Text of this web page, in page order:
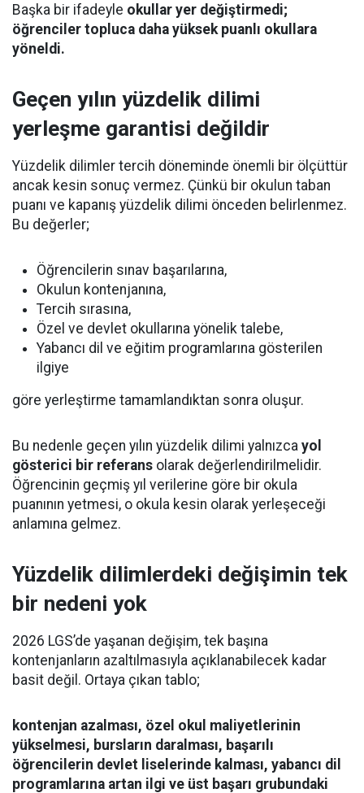
Başka bir ifadeyle okullar yer değiştirmedi;
öğrenciler topluca daha yüksek puanlı okullara
yöneldi.
Geçen yılın yüzdelik dilimi
yerleşme garantisi değildir
Yüzdelik dilimler tercih döneminde önemli bir ölçüttür
ancak kesin sonuç vermez. Çünkü bir okulun taban
puanı ve kapanış yüzdelik dilimi önceden belirlenmez.
Bu değerler;
Öğrencilerin sınav başarılarına,
Okulun kontenjanına,
Tercih sırasına,
Özel ve devlet okullarına yönelik talebe,
Yabancı dil ve eğitim programlarına gösterilen
ilgiye
göre yerleştirme tamamlandıktan sonra oluşur.
Bu nedenle geçen yılın yüzdelik dilimi yalnızca yol
gösterici bir referans olarak değerlendirilmelidir.
Öğrencinin geçmiş yıl verilerine göre bir okula
puanının yetmesi, o okula kesin olarak yerleşeceği
anlamına gelmez.
Yüzdelik dilimlerdeki değişimin tek
bir nedeni yok
2026 LGS’de yaşanan değişim, tek başına
kontenjanların azaltılmasıyla açıklanabilecek kadar
basit değil. Ortaya çıkan tablo;
kontenjan azalması, özel okul maliyetlerinin
yükselmesi, bursların daralması, başarılı
öğrencilerin devlet liselerinde kalması, yabancı dil
programlarına artan ilgi ve üst başarı grubundaki